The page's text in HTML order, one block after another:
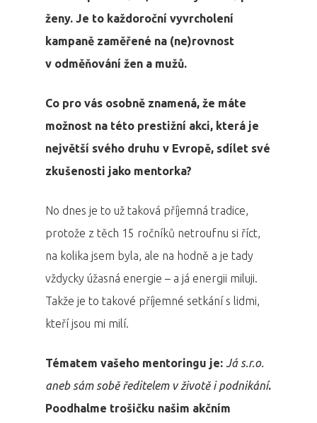
ženy. Je to každoroční vyvrcholení
kampaně zaměřené na (ne)rovnost
v odměňování žen a mužů.
Co pro vás osobně znamená, že máte
možnost na této prestižní akci, která je
největší svého druhu v Evropě, sdílet své
zkušenosti jako mentorka?
No dnes je to už taková příjemná tradice,
protože z těch 15 ročníků netroufnu si říct,
na kolika jsem byla, ale na hodně a je tady
vždycky úžasná energie – a já energii miluji.
Takže je to takové příjemné setkání s lidmi,
kteří jsou mi milí.
Tématem vašeho mentoringu je: Já s.r.o.
aneb sám sobě ředitelem v životě i podnikání.
Poodhalme trošičku našim akčním